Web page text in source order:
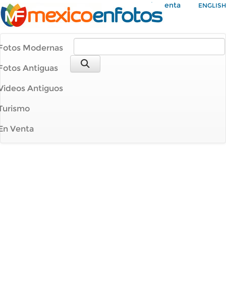
Mi Cuenta ENGLISH
Modernas
Antiguas
Antiguos
Venta